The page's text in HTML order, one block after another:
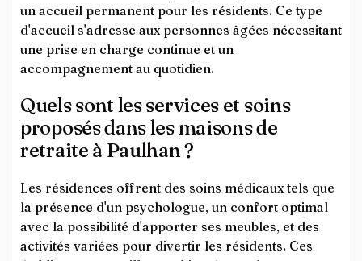
un accueil permanent pour les résidents. Ce type
d'accueil s'adresse aux personnes âgées nécessitant
une prise en charge continue et un
accompagnement au quotidien.
Quels sont les services et soins
proposés dans les maisons de
retraite à Paulhan ?
Les résidences offrent des soins médicaux tels que
la présence d'un psychologue, un confort optimal
avec la possibilité d'apporter ses meubles, et des
activités variées pour divertir les résidents. Ces